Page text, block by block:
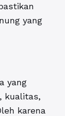
yang
yang
kualitas,
karena